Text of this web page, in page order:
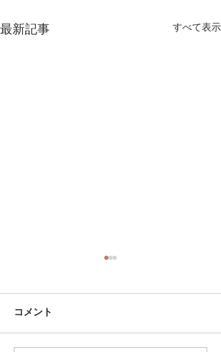
最新記事 すべて表示
コメント